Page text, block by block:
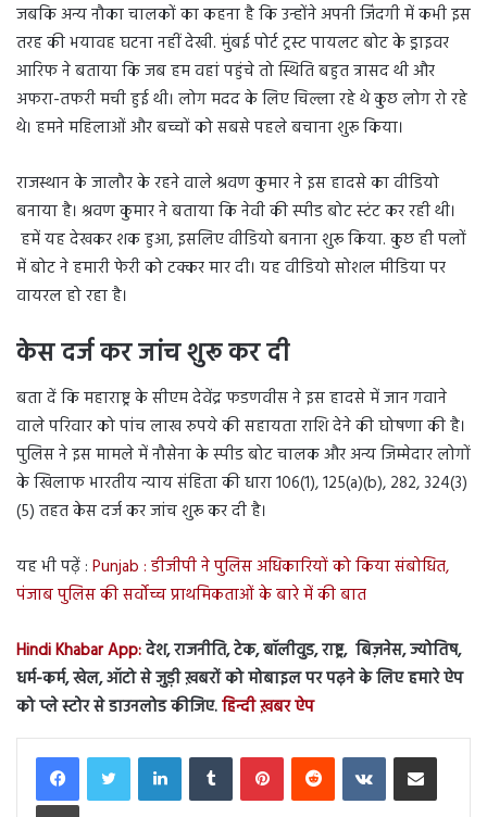
जबकि अन्य नौका चालकों का कहना है कि उन्होंने अपनी जिंदगी में कभी इस
तरह की भयावह घटना नहीं देखी. मुंबई पोर्ट ट्रस्ट पायलट बोट के ड्राइवर
आरिफ ने बताया कि जब हम वहां पहुंचे तो स्थिति बहुत त्रासद थी और
अफरा-तफरी मची हुई थी। लोग मदद के लिए चिल्ला रहे थे कुछ लोग रो रहे
थे। हमने महिलाओं और बच्चों को सबसे पहले बचाना शुरू किया।
राजस्थान के जालौर के रहने वाले श्रवण कुमार ने इस हादसे का वीडियो
बनाया है। श्रवण कुमार ने बताया कि नेवी की स्पीड बोट स्टंट कर रही थी।
हमें यह देखकर शक हुआ, इसलिए वीडियो बनाना शुरू किया. कुछ ही पलों
में बोट ने हमारी फेरी को टक्कर मार दी। यह वीडियो सोशल मीडिया पर
वायरल हो रहा है।
केस दर्ज कर जांच शुरू कर दी
बता दें कि महाराष्ट्र के सीएम देवेंद्र फडणवीस ने इस हादसे में जान गवाने
वाले परिवार को पांच लाख रुपये की सहायता राशि देने की घोषणा की है।
पुलिस ने इस मामले में नौसेना के स्पीड बोट चालक और अन्य जिम्मेदार लोगों
के खिलाफ भारतीय न्याय संहिता की धारा 106(1), 125(a)(b), 282, 324(3)
(5) तहत केस दर्ज कर जांच शुरू कर दी है।
यह भी पढ़ें : Punjab : डीजीपी ने पुलिस अधिकारियों को किया संबोधित,
पंजाब पुलिस की सर्वोच्च प्राथमिकताओं के बारे में की बात
Hindi Khabar App:देश, राजनीति, टेक, बॉलीवुड, राष्ट्र, बिज़नेस, ज्योतिष,
धर्म-कर्म, खेल, ऑटो से जुड़ी ख़बरों को मोबाइल पर पढ़ने के लिए हमारे ऐप
को प्ले स्टोर से डाउनलोड कीजिए.हिन्दी ख़बर ऐप
LinkedInTumblr PinterestReddit VKontakteShare via Email
Print